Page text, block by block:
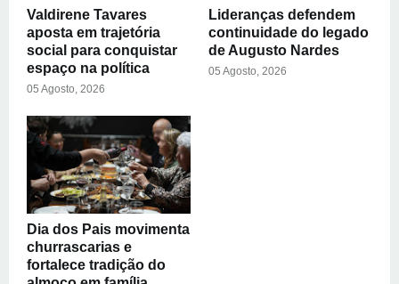
Valdirene Tavares
aposta em trajetória
social para conquistar
espaço na política
05 Agosto, 2026
Lideranças defendem
continuidade do legado
de Augusto Nardes
05 Agosto, 2026
Dia dos Pais movimenta
churrascarias e
fortalece tradição do